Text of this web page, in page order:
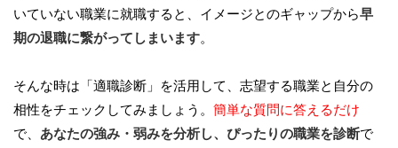
いていない職業に就職すると、イメージとのギャップから早
期の退職に繋がってしまいます。
そんな時は「適職診断」を活用して、志望する職業と自分の
相性をチェックしてみましょう。 簡単な質問に答えるだけ
で、 あなたの強み・弱みを分析し、ぴったりの職業を診断で